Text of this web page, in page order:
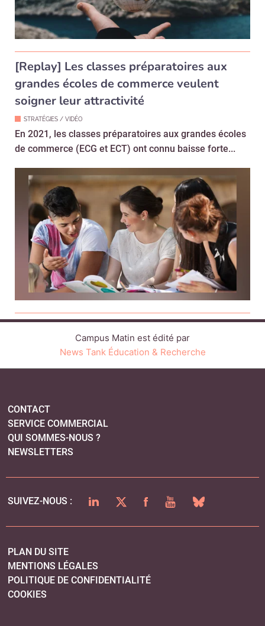
[Replay] Les classes préparatoires aux
grandes écoles de commerce veulent
soigner leur attractivité
STRATÉGIES / VIDÉO
En 2021, les classes préparatoires aux grandes écoles
de commerce (ECG et ECT) ont connu baisse forte...
Campus Matin est édité par
News Tank Éducation & Recherche
CONTACT
SERVICE COMMERCIAL
QUI SOMMES-NOUS ?
NEWSLETTERS
SUIVEZ-NOUS : LINKEDINTWITTERFACEBOOKYOUTUBEBLUESKY
PLAN DU SITE
MENTIONS LÉGALES
POLITIQUE DE CONFIDENTIALITÉ
COOKIES